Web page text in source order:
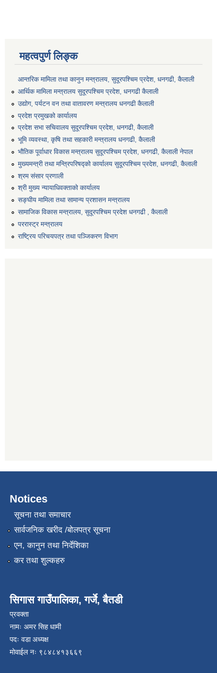
महत्वपुर्ण लिङ्क
आन्तरिक मामिला तथा कानुन मन्त्रालय, सुदूरपश्चिम प्रदेश, धनगढी, कैलाली
आर्थिक मामिला मन्त्रालय सुदूरपश्चिम प्रदेश, धनगढी कैलाली
उद्योग, पर्यटन वन तथा वातावरण मन्त्रालय धनगढी कैलाली
प्रदेश प्रमुखको कार्यालय
प्रदेश सभा सचिवालय सुदूरपश्‍चिम प्रदेश, धनगढी, कैलाली
भूमि व्यवस्था, कृषि तथा सहकारी मन्त्रालय धनगढी, कैलाली
भौतिक पूर्वाधार विकास मन्त्रालय सुदूरपश्चिम प्रदेश, धनगढी, कैलाली नेपाल
मुख्यमन्त्री तथा मन्त्रिपरिषद्को कार्यालय सुदूरपश्चिम प्रदेश, धनगढी, कैलाली
श्रम संसार प्रणाली
श्री मुख्य न्यायाधिवक्ताको कार्यालय
सङ्‍घीय मामिला तथा सामान्य प्रशासन मन्त्रालय
सामाजिक विकास मन्त्रालय, सुदूरपश्चिम प्रदेश धनगढी , कैलाली
पररास्ट्र मन्त्रालय
राष्ट्रिय परिचयपत्र तथा पञ्जिकरण विभाग
Notices
सूचना तथा समाचार
सार्वजनिक खरीद /बोलपत्र सूचना
एन, कानुन तथा निर्देशिका
कर तथा शुल्कहरु
सिगास गाउँपालिका, गर्जे, बैतडी
प्रवक्ता
नामः अमर सिह धामी
पदः वडा अध्यक्ष
मोवाईल न‌ः ९८४८४१३६६९